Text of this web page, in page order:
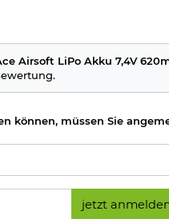
Airsoft LiPo Akku 7,4V
können, müssen Sie
jetzt